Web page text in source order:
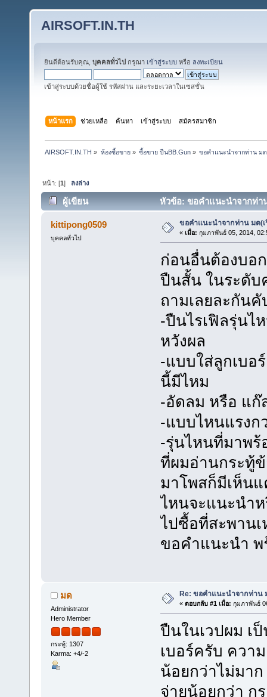
AIRSOFT.IN.TH
ยินดีต้อนรับคุณ, บุคคลทั่วไป กรุณา เข้าสู่ระบบ หรือ ลงทะเบียน
เข้าสู่ระบบด้วยชื่อผู้ใช้ รหัสผ่าน และระยะเวลาในเซสชั่น
หน้าแรก ช่วยเหลือ ค้นหา เข้าสู่ระบบ สมัครสมาชิก
AIRSOFT.IN.TH » ห้องซื้อขาย» ซื้อขาย ปืนBB.Gun» ขอคำแนะนำจากท่าน มด
หน้า: [1] ลงล่าง
ผู้เขียน หัวข้อ: ขอคำแนะนำจากท่า
kittipong0509
บุคคลทั่วไป
ขอคำแนะนำจากท่าน มด(เ
« เมื่อ: กุมภาพันธ์ 05, 2014,
ก่อนอื่นต้องบอ
ปืนสั้น ในระดับ
ถามเลยละกันคั
-ปืนไรเฟิลรุ่นไ
หวังผล
-แบบใส่ลูกเบอ
นี้มีไหม
-อัดลม หรือ แก๊
-แบบไหนแรงก
-รุ่นไหนที่มาพร้
ที่ผมอ่านกระทู้
มาโพสก็มีเห็นแ
ไหนจะแนะนำ
ไปซื้อที่สะพาน
ขอคำแนะนำ พ
มด
Administrator
Hero Member
กระทู้: 1307
Karma: +4/-2
Re: ขอคำแนะนำจากท่าน
« ตอบกลับ #1 เมื่อ: กุมภาพันธ์
ปืนในเวปผม เ
เบอร์ครับ ควา
น้อยกว่าไม่มา
จ่ายน้อยกว่า ก